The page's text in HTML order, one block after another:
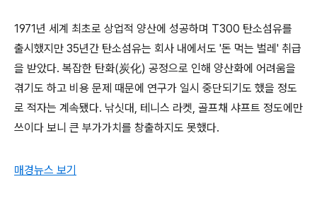
1971년 세계 최초로 상업적 양산에 성공하며 T300 탄소섬유를
출시했지만 35년간 탄소섬유는 회사 내에서도 '돈 먹는 벌레' 취급
을 받았다. 복잡한 탄화(炭化) 공정으로 인해 양산화에 어려움을
겪기도 하고 비용 문제 때문에 연구가 일시 중단되기도 했을 정도
로 적자는 계속됐다. 낚싯대, 테니스 라켓, 골프채 샤프트 정도에만
쓰이다 보니 큰 부가가치를 창출하지도 못했다.
매경뉴스 보기